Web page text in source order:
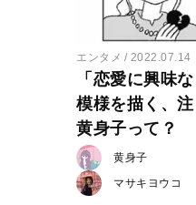
エンタメ 2022.07.14
「恋愛に興味
模様を描く、注
黄身子って？
黄身子
マサキヨウコ